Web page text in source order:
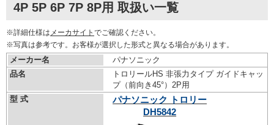
4P 5P 6P 7P 8P用 取扱い一覧
※詳細仕様は メーカサイト でご確認ください。
※写真は参考です。お客様が選択した形式と異なる場合があります。
メーカー名
パナソニック
品名
トロリールHS 非張力タイプ ガイドキャッ
プ（前向き45°）2P用
型 式
パナソニック トロリー
DH5842